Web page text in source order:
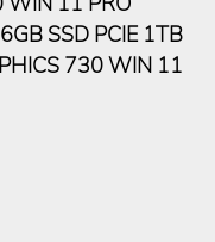
SSD PCIE 1TB
730 WIN 11